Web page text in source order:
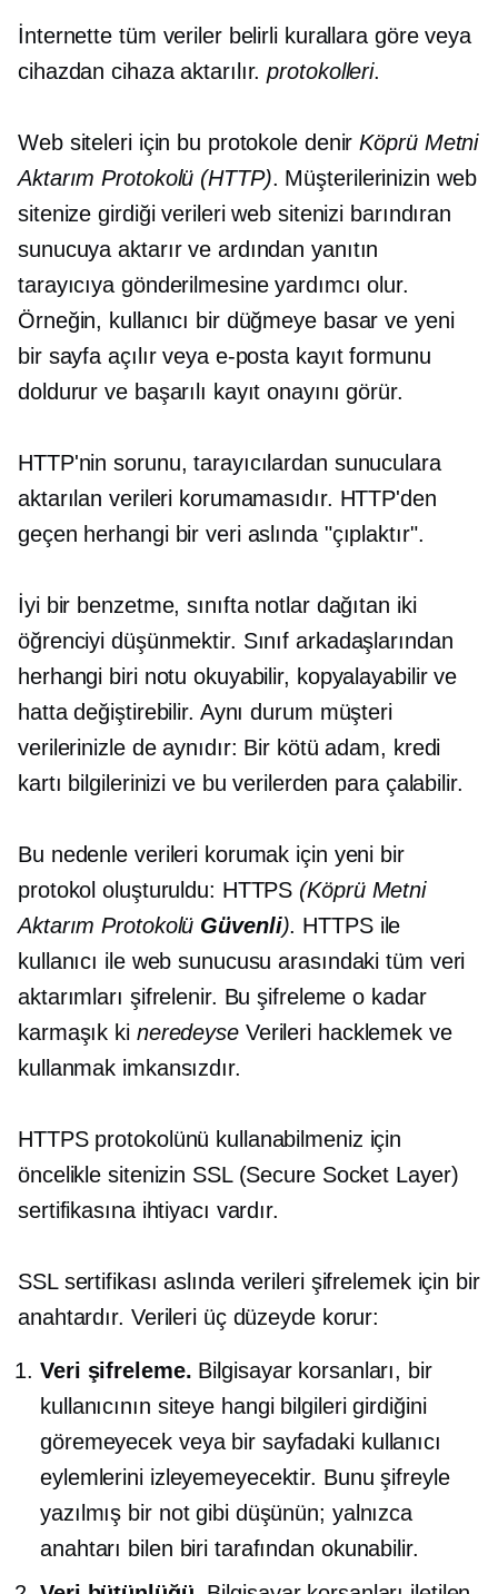
İnternette tüm veriler belirli kurallara göre veya
cihazdan cihaza aktarılır.protokolleri.
Web siteleri için bu protokole denirKöprü Metni
Aktarım Protokolü (HTTP). Müşterilerinizin web
sitenize girdiği verileri web sitenizi barındıran
sunucuya aktarır ve ardından yanıtın
tarayıcıya gönderilmesine yardımcı olur.
Örneğin, kullanıcı bir düğmeye basar ve yeni
bir sayfa açılır veya e-posta kayıt formunu
doldurur ve başarılı kayıt onayını görür.
HTTP'nin sorunu, tarayıcılardan sunuculara
aktarılan verileri korumamasıdır. HTTP'den
geçen herhangi bir veri aslında "çıplaktır".
İyi bir benzetme, sınıfta notlar dağıtan iki
öğrenciyi düşünmektir. Sınıf arkadaşlarından
herhangi biri notu okuyabilir, kopyalayabilir ve
hatta değiştirebilir. Aynı durum müşteri
verilerinizle de aynıdır: Bir kötü adam, kredi
kartı bilgilerinizi ve bu verilerden para çalabilir.
Bu nedenle verileri korumak için yeni bir
protokol oluşturuldu: HTTPS (Köprü Metni
Aktarım Protokolü Güvenli). HTTPS ile
kullanıcı ile web sunucusu arasındaki tüm veri
aktarımları şifrelenir. Bu şifreleme o kadar
karmaşık ki neredeyseVerileri hacklemek ve
kullanmak imkansızdır.
HTTPS protokolünü kullanabilmeniz için
öncelikle sitenizin SSL (Secure Socket Layer)
sertifikasına ihtiyacı vardır.
SSL sertifikası aslında verileri şifrelemek için bir
anahtardır. Verileri üç düzeyde korur:
Veri şifreleme. Bilgisayar korsanları, bir
kullanıcının siteye hangi bilgileri girdiğini
göremeyecek veya bir sayfadaki kullanıcı
eylemlerini izleyemeyecektir. Bunu şifreyle
yazılmış bir not gibi düşünün; yalnızca
anahtarı bilen biri tarafından okunabilir.